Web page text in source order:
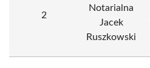
2
Notarialna
Jacek
Ruszkowski